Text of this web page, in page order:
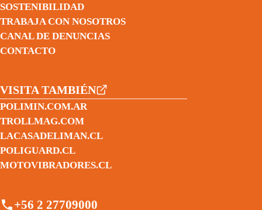
SOSTENIBILIDAD
TRABAJA CON NOSOTROS
CANAL DE DENUNCIAS
CONTACTO
VISITA TAMBIÉN
POLIMIN.COM.AR
TROLLMAG.COM
LACASADELIMAN.CL
POLIGUARD.CL
MOTOVIBRADORES.CL
+56 2 27709000